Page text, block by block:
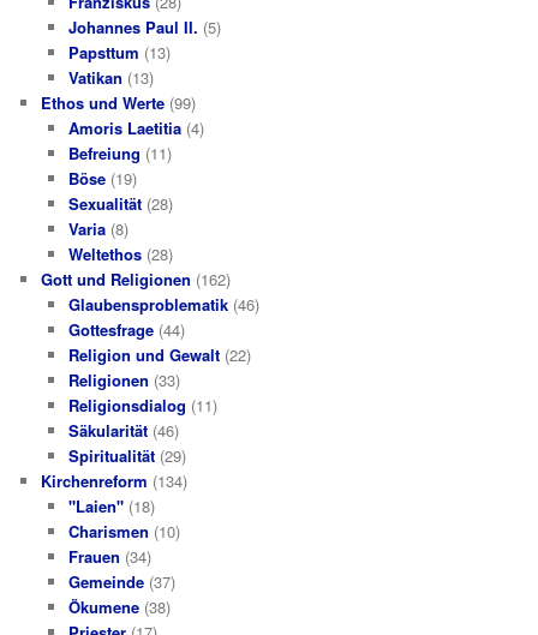
Johannes Paul II. (5)
Papsttum (13)
Vatikan (13)
Ethos und Werte (99)
Amoris Laetitia(4)
Befreiung (11)
Böse(19)
Sexualität(28)
Varia(8)
Weltethos(28)
Gott und Religionen (162)
Glaubensproblematik(46)
Gottesfrage(44)
Religion und Gewalt(22)
Religionen (33)
Religionsdialog (11)
Säkularität(46)
Spiritualität(29)
Kirchenreform (134)
"Laien"(18)
Charismen (10)
Frauen (34)
Gemeinde(37)
Ökumene(38)